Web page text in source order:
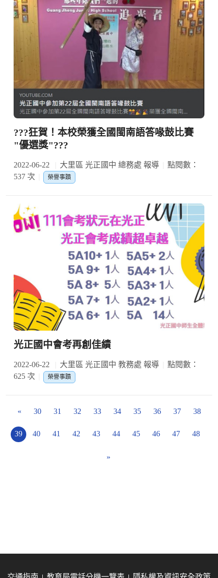
???狂賀！本校榮獲全國閩南語答喙鼓比賽
"優選獎"???
2022-06-22 大里區 光正國中 總務處 報導
點閱數：
537 次
榮譽事蹟
光正國中會考再創佳績
2022-06-22 大里區 光正國中 教務處 報導
點閱數：
625 次
榮譽事蹟
« 30 31 32 33 34 35 36 37 38
39 40 41 42 43 44 45 46 47 48
»